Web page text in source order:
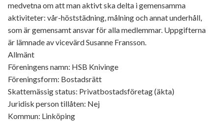
medvetna om att man aktivt ska delta i gemensamma
aktiviteter: vår-höststädning, målning och annat underhåll,
som är gemensamt ansvar för alla medlemmar. Uppgifterna
är lämnade av vicevärd Susanne Fransson.
Allmänt
Föreningens namn: HSB Knivinge
Föreningsform: Bostadsrätt
Skattemässig status: Privatbostadsföretag (äkta)
Juridisk person tillåten: Nej
Kommun: Linköping